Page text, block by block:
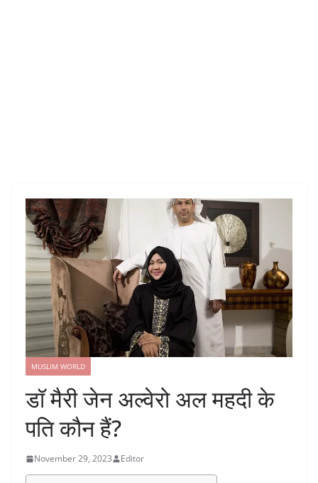
MUSLIM WORLD
डॉ मैरी जेन अल्वेरो अल महदी के
पति कौन हैं?
November 29, 2023 Editor